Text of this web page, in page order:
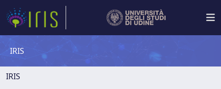
IRIS
IRIS